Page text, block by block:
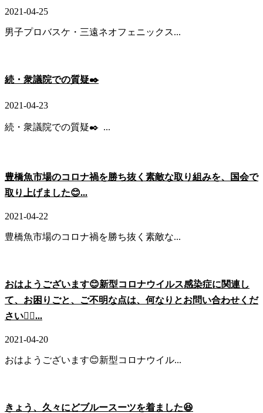
2021-04-25
男子プロバスケ・三遠ネオフェニックス...
続・衆議院での質疑✒️
2021-04-23
続・衆議院での質疑✒️ ...
豊橋魚市場のコロナ禍を勝ち抜く素敵な取り組みを、国会で
取り上げました😊...
2021-04-22
豊橋魚市場のコロナ禍を勝ち抜く素敵な...
おはようございます😊新型コロナウイルス感染症に関連し
て、お困りごと、ご不明な点は、何なりとお問い合わせくだ
さい🙇‍♂️...
2021-04-20
おはようございます😊新型コロナウイル...
きょう、久々にどブルースーツを着ました😆